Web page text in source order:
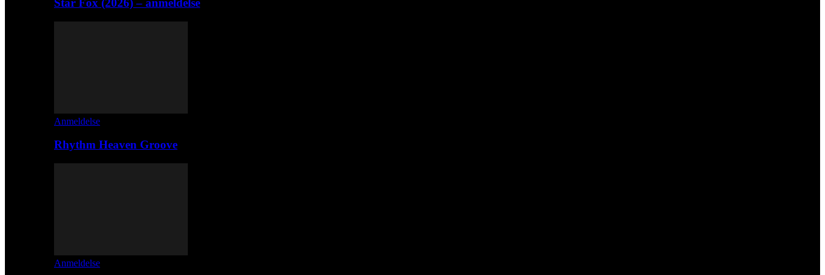
Star Fox (2026) – anmeldelse
Anmeldelse
Rhythm Heaven Groove
Anmeldelse